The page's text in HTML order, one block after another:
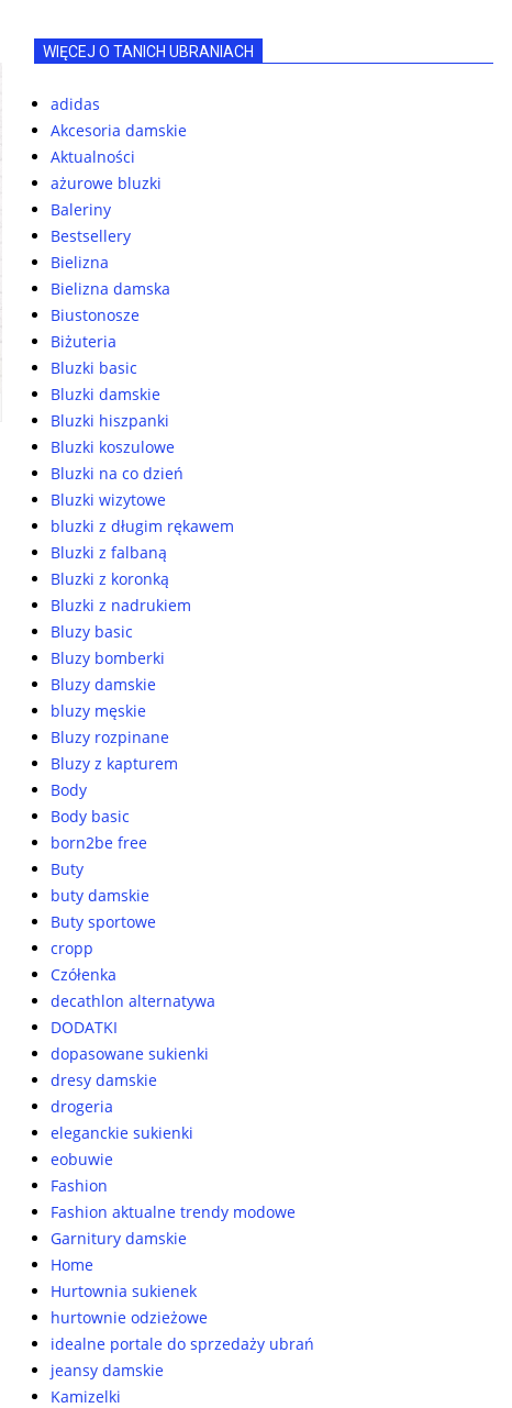
WIĘCEJ O TANICH UBRANIACH
adidas
Akcesoria damskie
Aktualności
ażurowe bluzki
Baleriny
Bestsellery
Bielizna
Bielizna damska
Biustonosze
Biżuteria
Bluzki basic
Bluzki damskie
Bluzki hiszpanki
Bluzki koszulowe
Bluzki na co dzień
Bluzki wizytowe
bluzki z długim rękawem
Bluzki z falbaną
Bluzki z koronką
Bluzki z nadrukiem
Bluzy basic
Bluzy bomberki
Bluzy damskie
bluzy męskie
Bluzy rozpinane
Bluzy z kapturem
Body
Body basic
born2be free
Buty
buty damskie
Buty sportowe
cropp
Czółenka
decathlon alternatywa
DODATKI
dopasowane sukienki
dresy damskie
drogeria
eleganckie sukienki
eobuwie
Fashion
Fashion aktualne trendy modowe
Garnitury damskie
Home
Hurtownia sukienek
hurtownie odzieżowe
idealne portale do sprzedaży ubrań
jeansy damskie
Kamizelki